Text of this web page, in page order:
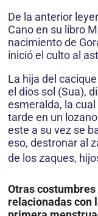
De la anterior
Cano en su libro
nacimiento de
inició el culto al
La hija del
el dios sol (Sua),
esmeralda, la
tarde en un
este a su vez se
eso, destronar al
de los zaques,
Otras
relacionadas con